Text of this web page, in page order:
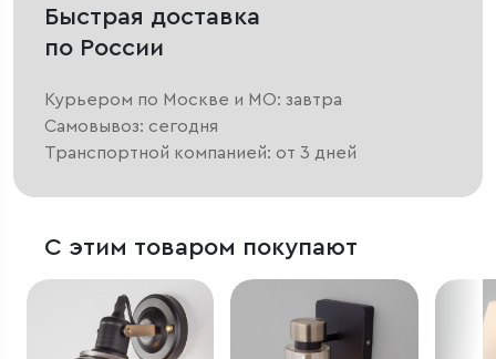
Быстрая доставка
по России
Курьером по Москве и МО: завтра
Самовывоз: сегодня
Транспортной компанией: от 3 дней
С этим товаром покупают